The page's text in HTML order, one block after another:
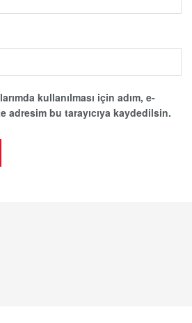
kullanılması için adım, e-
adresim bu tarayıcıya kaydedilsin.